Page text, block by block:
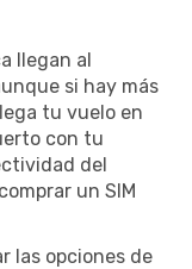
llegan al
si hay más
tu vuelo en
con tu
del
un SIM
las opciones de